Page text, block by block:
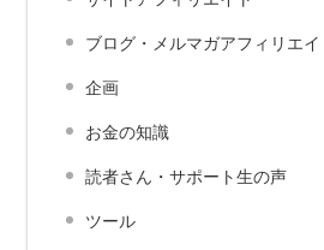
ブログ・メルマガアフィリエイ
企画
お金の知識
読者さん・サポート生の声
ツール